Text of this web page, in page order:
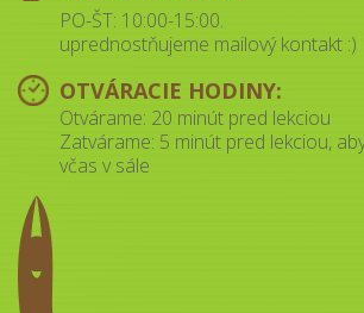
PO-ŠT: 10:00-15:00.
uprednostňujeme mailový kontakt :)
OTVÁRACIE HODINY:
Otvárame: 20 minút pred lekciou
Zatvárame: 5 minút pred lekciou,
včas v sále